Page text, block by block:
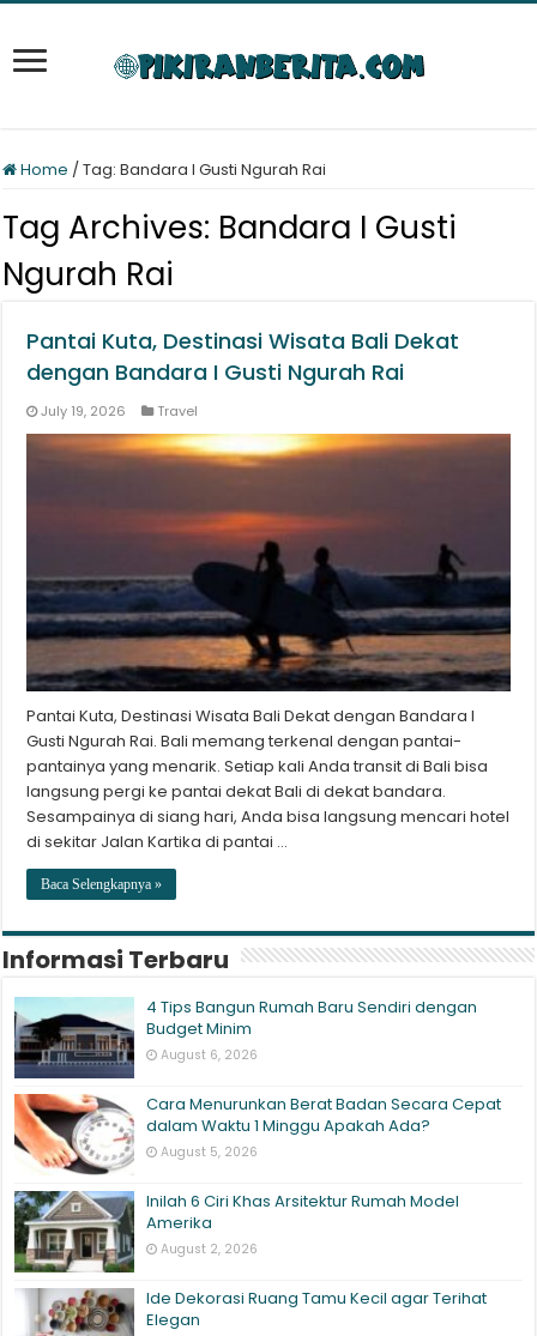
Home /Tag:Bandara I Gusti Ngurah Rai
Tag Archives: Bandara I Gusti
Ngurah Rai
Pantai Kuta, Destinasi Wisata Bali Dekat
dengan Bandara I Gusti Ngurah Rai
July 19, 2026 Travel
Pantai Kuta, Destinasi Wisata Bali Dekat dengan Bandara I
Gusti Ngurah Rai. Bali memang terkenal dengan pantai-
pantainya yang menarik. Setiap kali Anda transit di Bali bisa
langsung pergi ke pantai dekat Bali di dekat bandara.
Sesampainya di siang hari, Anda bisa langsung mencari hotel
di sekitar Jalan Kartika di pantai …
Baca Selengkapnya »
Informasi Terbaru
4 Tips Bangun Rumah Baru Sendiri dengan
Budget Minim
August 6, 2026
Cara Menurunkan Berat Badan Secara Cepat
dalam Waktu 1 Minggu Apakah Ada?
August 5, 2026
Inilah 6 Ciri Khas Arsitektur Rumah Model
Amerika
August 2, 2026
Ide Dekorasi Ruang Tamu Kecil agar Terihat
Elegan